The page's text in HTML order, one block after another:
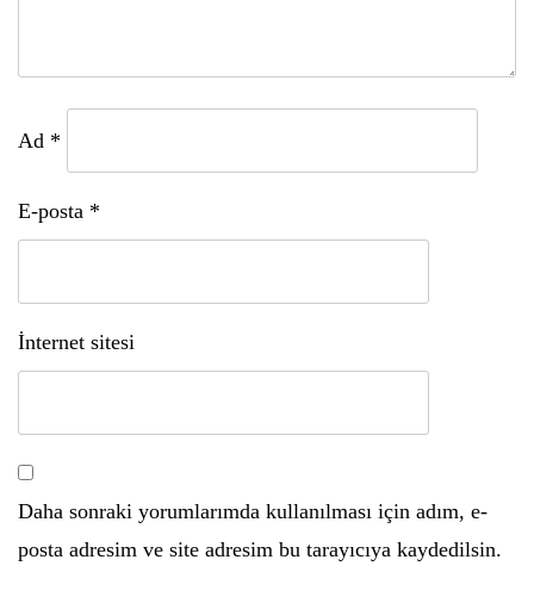
Ad *
E-posta *
İnternet sitesi
Daha sonraki yorumlarımda kullanılması için adım, e-
posta adresim ve site adresim bu tarayıcıya kaydedilsin.